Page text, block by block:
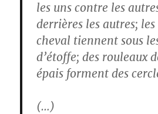
les uns contre les
derrières les autres; les
cheval tiennent sous
d’étoffe; des rouleaux
épais forment des
(…)